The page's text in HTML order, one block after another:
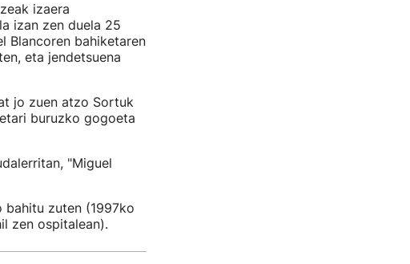
izaera
izan zen duela 25
Blancoren bahiketaren
eta jendetsuena
jo zuen atzo Sortuk
buruzko gogoeta
"Miguel
bahitu zuten (1997ko
zen ospitalean).